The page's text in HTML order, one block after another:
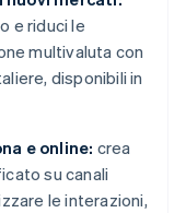
e riduci le
multivaluta con
disponibili in
e online: crea
su canali
le interazioni,